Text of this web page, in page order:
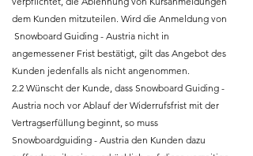
dem Kunden mitzuteilen. Wird die Anmeldung von
Snowboard Guiding - Austria nicht in
angemessener Frist bestätigt, gilt das Angebot des
Kunden jedenfalls als nicht angenommen.
2.2 Wünscht der Kunde, dass Snowboard Guiding -
Austria noch vor Ablauf der Widerrufsfrist mit der
Vertragserfüllung beginnt, so muss
Snowboardguiding - Austria den Kunden dazu